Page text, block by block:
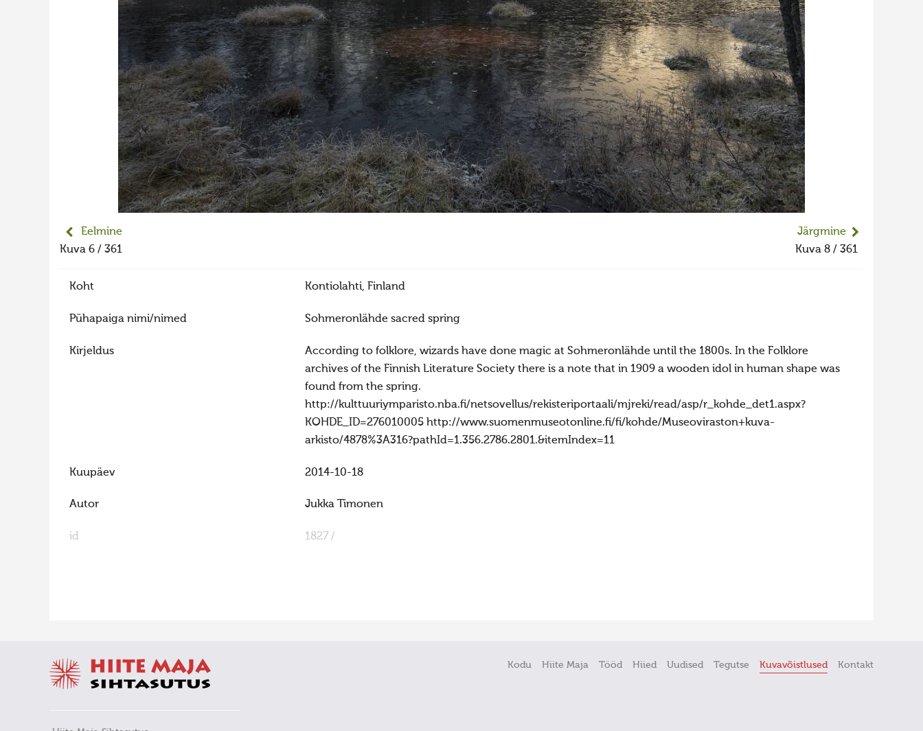
Eelmine
Kuva 6 / 361
Järgmine
Kuva 8 / 361
Koht Kontiolahti, Finland
Pühapaiga nimi/nimed Sohmeronlähde sacred spring
Kirjeldus
According to folklore, wizards have done magic at Sohmeronlähde until the 1800s. In the Folklore
archives of the Finnish Literature Society there is a note that in 1909 a wooden idol in human shape was
found from the spring.
http://kulttuuriymparisto.nba.fi/netsovellus/rekisteriportaali/mjreki/read/asp/r_kohde_det1.aspx?
KOHDE_ID=276010005 http://www.suomenmuseotonline.fi/fi/kohde/Museoviraston+kuva-
arkisto/4878%3A316?pathId=1.356.2786.2801.&itemIndex=11
Kuupäev 2014-10-18
Autor Jukka Timonen
id 1827 /
Kodu Hiite Maja Tööd Hiied Uudised Tegutse Kuvavõistlused Kontakt